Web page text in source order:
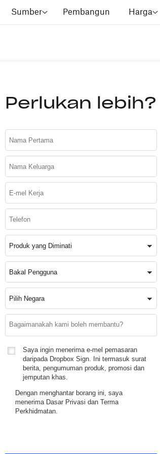
Sumber Pembangun Harga
Perlukan lebih?
Saya ingin menerima e-mel pemasaran
daripada Dropbox Sign. Ini termasuk surat
berita, pengumuman produk, promosi dan
jemputan khas.
Dengan menghantar borang ini, saya
menerima Dasar Privasi dan Terma
Perkhidmatan.